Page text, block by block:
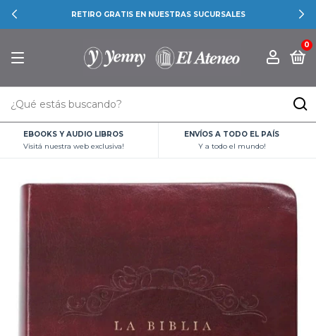
RETIRO GRATIS EN NUESTRAS SUCURSALES
0
EBOOKS Y AUDIO LIBROS
Visitá nuestra web exclusiva!
ENVÍOS A TODO EL PAÍS
Y a todo el mundo!